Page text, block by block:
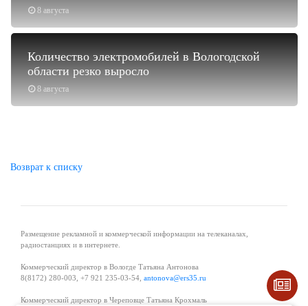
8 августа
8 августа
Количество электромобилей в Вологодской
области резко выросло
Возврат к списку
Размещение рекламной и коммерческой информации на телеканалах,
радиостанциях и в интернете.
Коммерческий директор в Вологде Татьяна Антонова
8(8172) 280-003, +7 921 235-03-54, antonova@ers35.ru
Коммерческий директор в Череповце Татьяна Крохмаль